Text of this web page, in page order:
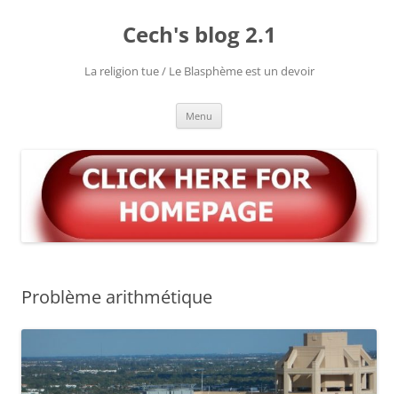
Cech's blog 2.1
La religion tue / Le Blasphème est un devoir
Menu
Problème arithmétique